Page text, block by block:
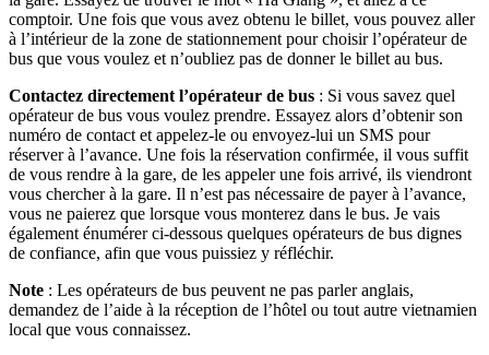
comptoir. Une fois que vous avez obtenu le billet, vous pouvez aller
à l’intérieur de la zone de stationnement pour choisir l’opérateur de
bus que vous voulez et n’oubliez pas de donner le billet au bus.
Contactez directement l’opérateur de bus : Si vous savez quel
opérateur de bus vous voulez prendre. Essayez alors d’obtenir son
numéro de contact et appelez-le ou envoyez-lui un SMS pour
réserver à l’avance. Une fois la réservation confirmée, il vous suffit
de vous rendre à la gare, de les appeler une fois arrivé, ils viendront
vous chercher à la gare. Il n’est pas nécessaire de payer à l’avance,
vous ne paierez que lorsque vous monterez dans le bus. Je vais
également énumérer ci-dessous quelques opérateurs de bus dignes
de confiance, afin que vous puissiez y réfléchir.
Note : Les opérateurs de bus peuvent ne pas parler anglais,
demandez de l’aide à la réception de l’hôtel ou tout autre vietnamien
local que vous connaissez.